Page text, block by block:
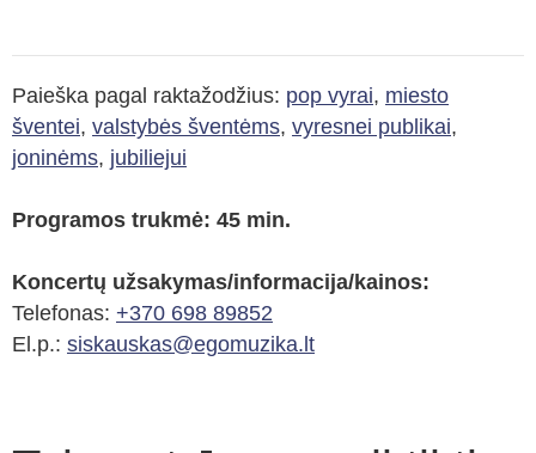
Paieška pagal raktažodžius: pop vyrai, miesto
šventei, valstybės šventėms, vyresnei publikai,
joninėms, jubiliejui
Programos trukmė: 45 min.
Koncertų užsakymas/informacija/kainos:
Telefonas: +370 698 89852
El.p.: siskauskas@egomuzika.lt